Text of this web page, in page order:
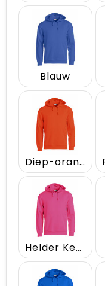
Blauw
Diep-oranje
Helder Kersen